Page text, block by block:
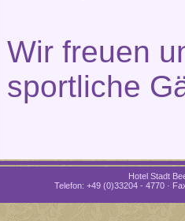
Wir freuen
sportliche
Hotel Stadt
Telefon: +49 (0)33204 - 4770 ·